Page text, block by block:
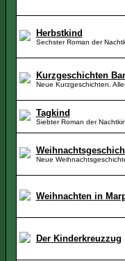
Herbstkind
Sechster Roman der
Kurzgeschichten
Neue Kurzgeschichten.
Tagkind
Siebter Roman der
Neue
Weihnachten in
Der Kinderkreuzzug